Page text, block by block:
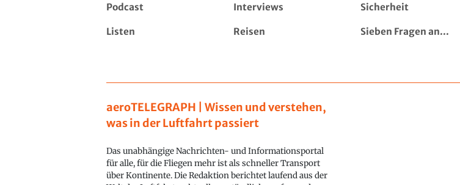
Podcast Interviews Sicherheit
Listen Reisen Sieben Fragen an...
aeroTELEGRAPH | Wissen und verstehen,
was in der Luftfahrt passiert
Das unabhängige Nachrichten- und Informationsportal
für alle, für die Fliegen mehr ist als schneller Transport
über Kontinente. Die Redaktion berichtet laufend aus der